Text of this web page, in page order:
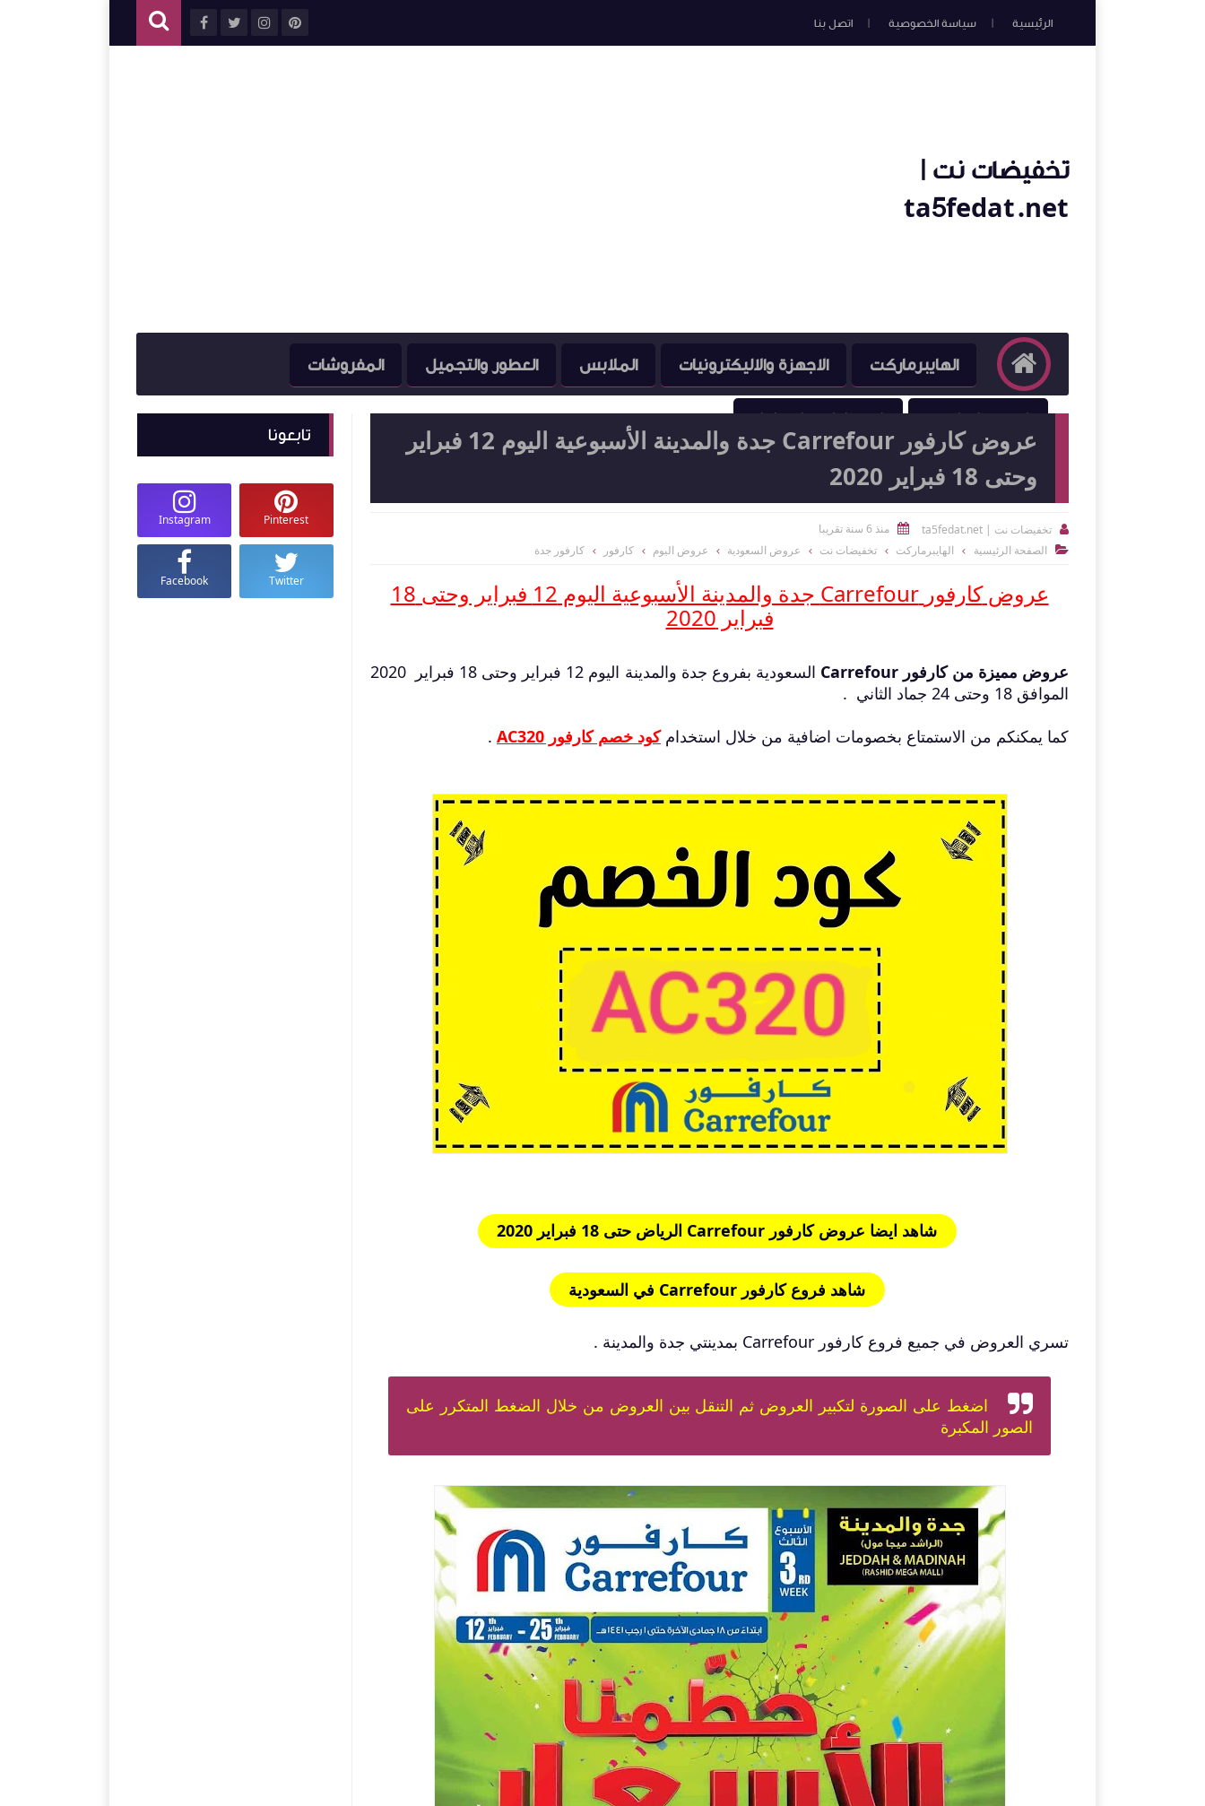
الرئيسية سياسة الخصوصية اتصل بنا
تخفيضات نت |
ta5fedat.net
الهايبرماركت الاجهزة والاليكترونيات الملابس العطور والتجميل المفروشات
النوادي الرياضية الصيدليات والمعامل
عروض كارفور Carrefour جدة والمدينة الأسبوعية اليوم 12 فبراير
وحتى 18 فبراير 2020
 تخفيضات نت | ta5fedat.net  منذ 6 سنة تقريبا
 الصفحة الرئيسية الهايبرماركت تخفيضات نت عروض السعودية عروض اليوم كارفور كارفور جدة
عروضكارفور Carrefour جدة والمدينة الأسبوعية اليوم 12 فبراير
وحتى 18
فبراير 2020
عروض مميزة من كارفور Carrefour
السعودية بفروع جدة والمدينة اليوم 12 فبراير وحتى 18 فبراير 2020
الموافق 18 وحتى 24 جماد الثاني .
كما يمكنكم من الاستمتاع بخصومات اضافية من خلال استخدامكود خصم كارفور AC320 .
شاهد ايضا عروض كارفور Carrefour الرياض حتى 18 فبراير 2020
شاهد فروع كارفور Carrefour في السعودية
تسري العروض في جميع فروع كارفور Carrefour بمدينتي جدة والمدينة .
اضغط على الصورة لتكبير العروض ثم التنقل بين العروض من خلال الضغط المتكرر على
الصور المكبرة
تابعونا
Pinterest
Instagram
Twitter
Facebook